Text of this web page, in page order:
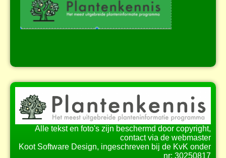
Alle tekst en foto's zijn beschermd door copyright,
contact via de webmaster
Koot Software Design, ingeschreven bij de KvK onder
nr: 30250817